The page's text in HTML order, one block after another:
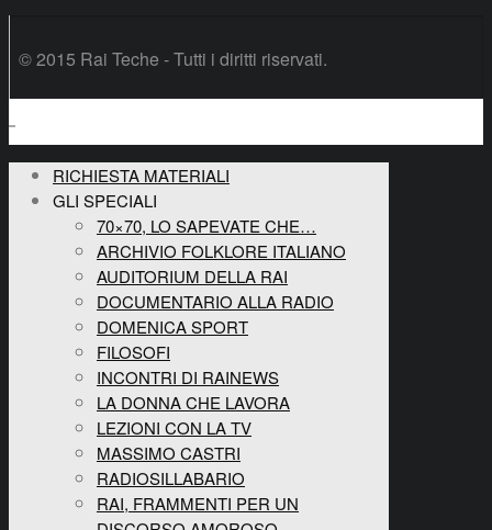
© 2015 Rai Teche - Tutti i diritti riservati.
RICHIESTA MATERIALI
GLI SPECIALI
70×70, LO SAPEVATE CHE…
ARCHIVIO FOLKLORE ITALIANO
AUDITORIUM DELLA RAI
DOCUMENTARIO ALLA RADIO
DOMENICA SPORT
FILOSOFI
INCONTRI DI RAINEWS
LA DONNA CHE LAVORA
LEZIONI CON LA TV
MASSIMO CASTRI
RADIOSILLABARIO
RAI, FRAMMENTI PER UN